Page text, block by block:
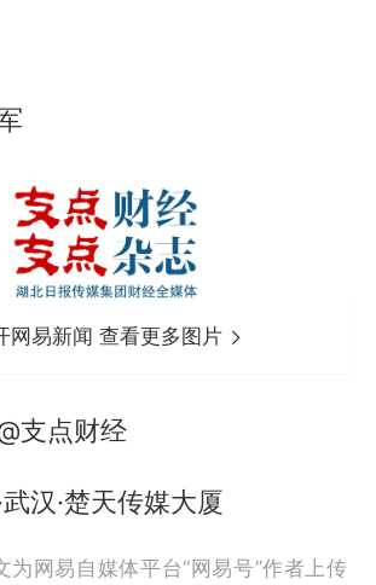
网易新闻 查看更多图片
支点财经
汉·楚天传媒大厦
为网易自媒体平台“网易号”作者上传